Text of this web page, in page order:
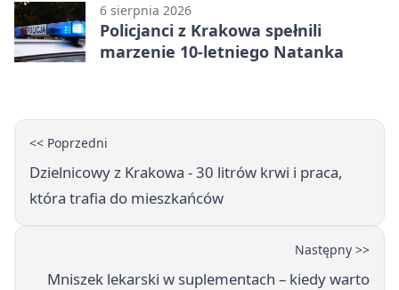
6 sierpnia 2026
Policjanci z Krakowa spełnili
marzenie 10-letniego Natanka
<< Poprzedni
Dzielnicowy z Krakowa - 30 litrów krwi i praca,
która trafia do mieszkańców
Następny >>
Mniszek lekarski w suplementach – kiedy warto